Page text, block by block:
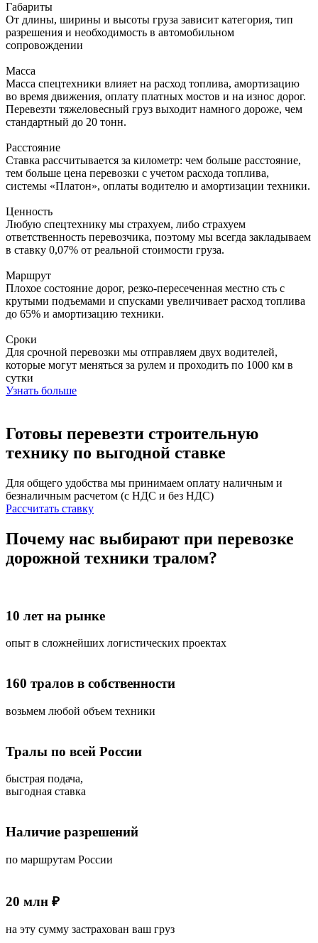
Габариты
От длины, ширины и высоты груза зависит категория, тип
разрешения и необходимость в автомобильном
сопровождении
Масса
Масса спецтехники влияет на расход топлива, амортизацию
во время движения, оплату платных мостов и на износ дорог.
Перевезти тяжеловесный груз выходит намного дороже, чем
стандартный до 20 тонн.
Расстояние
Ставка рассчитывается за километр: чем больше расстояние,
тем больше цена перевозки с учетом расхода топлива,
системы «Платон», оплаты водителю и амортизации техники.
Ценность
Любую спецтехнику мы страхуем, либо страхуем
ответственность перевозчика, поэтому мы всегда закладываем
в ставку 0,07% от реальной стоимости груза.
Маршрут
Плохое состояние дорог, резко-пересеченная местно сть с
крутыми подъемами и спусками увеличивает расход топлива
до 65% и амортизацию техники.
Сроки
Для срочной перевозки мы отправляем двух водителей,
которые могут меняться за рулем и проходить по 1000 км в
сутки
Узнать больше
Готовы перевезти строительную
технику по выгодной ставке
Для общего удобства мы принимаем оплату наличным и
безналичным расчетом (с НДС и без НДС)
Рассчитать ставку
Почему нас выбирают при перевозке
дорожной техники тралом?
10 лет на рынке
опыт в сложнейших логистических проектах
160 тралов в собственности
возьмем любой объем техники
Тралы по всей России
быстрая подача,
выгодная ставка
Наличие разрешений
по маршрутам России
20 млн ₽
на эту сумму застрахован ваш груз